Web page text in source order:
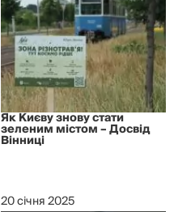
Як Києву знову стати
зеленим містом – Досвід
Вінниці
20 січня 2025